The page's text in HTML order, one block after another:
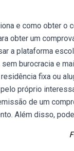
e como obter
obter um
a plataforma
burocracia e
fixa ou
próprio
de um
Além disso,